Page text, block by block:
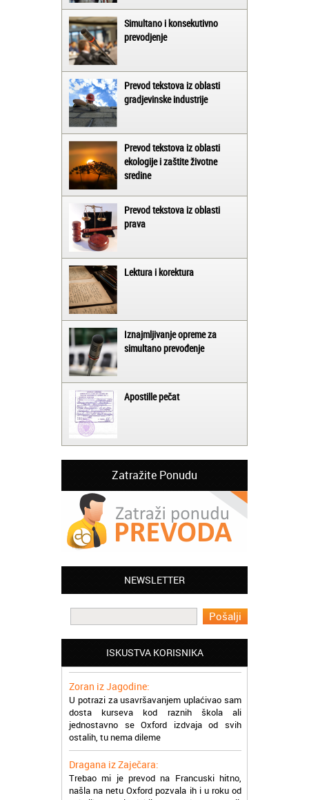
Simultano i konsekutivno
prevodjenje
Prevod tekstova iz oblasti
gradjevinske industrije
Prevod tekstova iz oblasti
ekologije i zaštite životne
sredine
Prevod tekstova iz oblasti
prava
Lektura i korektura
Iznajmljivanje opreme za
simultano prevođenje
Apostille pečat
Zatražite Ponudu
NEWSLETTER
ISKUSTVA KORISNIKA
Jelena iz Niša:
Mogu da pohvalim sve zaposlene u
profesionalni i prenose znanje na odličan
Milica iz Beograda:
Zahvaljujuću akademiji Oxford ja se
U potrazi za usavršavanjem uplaćivao sam
dosta kurseva kod raznih škola ali
jednostavno se Oxford izdvaja od svih
ostalih, tu nema dileme
Dragana iz Zaječara:
Trebao mi je prevod na Francuski hitno,
našla na netu Oxford pozvala ih i u roku od
nekoliko sati dobila prevod na email,
stvarno su super